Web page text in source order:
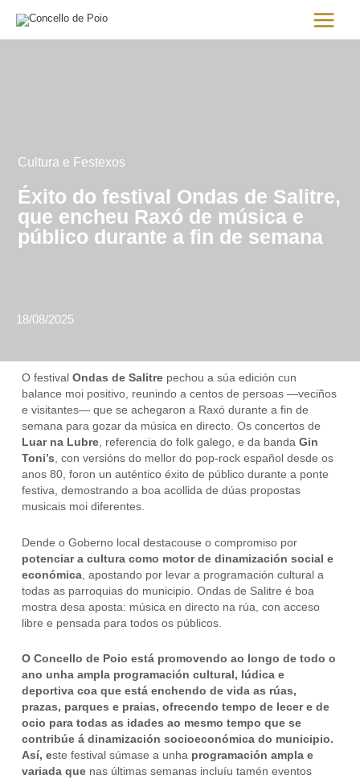
contenido
Main
Menu
Cultura e Festexos
Éxito do festival Ondas de Salitre,
que encheu Raxó de música e
público durante a fin de semana
18/08/2025
O festivalOndas de Salitre pechou a súa edición cun
balance moi positivo, reunindo a centos de persoas —veciños
e visitantes— que se achegaron a Raxó durante a fin de
semana para gozar da música en directo. Os concertos de
Luar na Lubre , referencia do folk galego, e da bandaGin
Toni’s , con versións do mellor do pop-rock español desde os
anos 80, foron un auténtico éxito de público durante a ponte
festiva, demostrando a boa acollida de dúas propostas
musicais moi diferentes.
Dende o Goberno local destacouse o compromiso por
potenciar a cultura como motor de dinamización social e
económica , apostando por levar a programación cultural a
todas as parroquias do municipio. Ondas de Salitre é boa
mostra desa aposta: música en directo na rúa, con acceso
libre e pensada para todos os públicos.
OConcello de Poio está promovendo ao longo de todo o
ano unha ampla programación cultural, lúdica e
deportiva coa que está enchendo de vida as rúas,
prazas, parques e praias, ofrecendo tempo de lecer e de
ocio para todas as idades ao mesmo tempo que se
contribúe á dinamización socioeconómica do municipio.
Así, este festival súmase a unha programación ampla e
variada que nas últimas semanas incluíu tamén eventos